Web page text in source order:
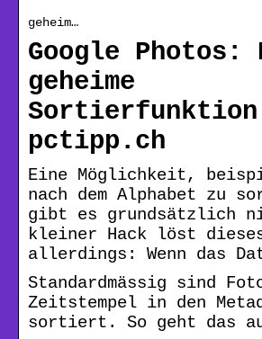
geheim…
Google Photos:
geheime
pctipp.ch
Eine Möglichkeit,
nach dem Alphabet zu
gibt es grundsätzlich
kleiner Hack löst
allerdings: Wenn das
Standardmässig sind
Zeitstempel in den
sortiert. So geht das